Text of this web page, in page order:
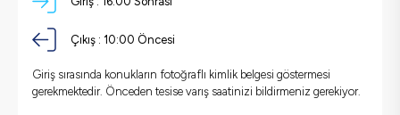
Çıkış : 10:00 Öncesi
Giriş sırasında konukların fotoğraflı kimlik belgesi göstermesi
gerekmektedir. Önceden tesise varış saatinizi bildirmeniz gerekiyor.